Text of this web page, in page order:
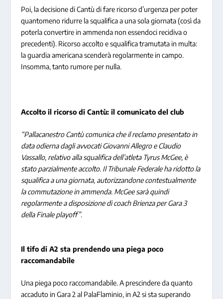
Poi, la decisione di Cantù di fare ricorso d’urgenza per poter
quantomeno ridurre la squalifica a una sola giornata (così da
poterla convertire in ammenda non essendoci recidiva o
precedenti). Ricorso accolto e squalifica tramutata in multa:
la guardia americana scenderà regolarmente in campo.
Insomma, tanto rumore per nulla.
Accolto il ricorso di Cantù: il comunicato del club
“Pallacanestro Cantù comunica che il reclamo presentato in
data odierna dagli avvocati Giovanni Allegro e Claudio
Vassallo, relativo alla squalifica dell’atleta Tyrus McGee, è
stato parzialmente accolto. Il Tribunale Federale ha ridotto la
squalifica a una giornata, autorizzandone contestualmente
la commutazione in ammenda. McGee sarà quindi
regolarmente a disposizione di coach Brienza per Gara 3
della Finale playoff”.
Il tifo di A2 sta prendendo una piega poco
raccomandabile
Una piega poco raccomandabile. A prescindere da quanto
accaduto in Gara 2 al PalaFlaminio, in A2 si sta superando